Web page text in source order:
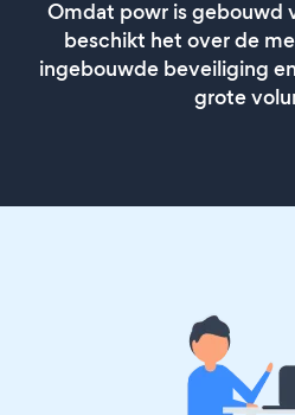
Omdat powr is gebouwd
beschikt het over de
ingebouwde beveiliging
grote